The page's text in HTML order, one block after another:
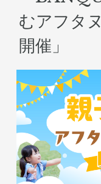
むアフタ
開催」